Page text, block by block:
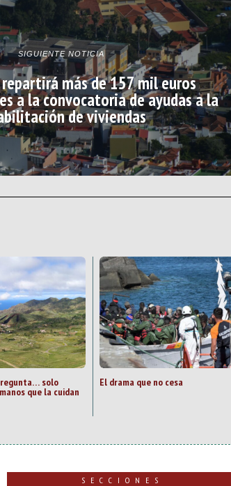
SIGUIENTE NOTICIA
repartirá más de 157 mil euros
a la convocatoria de ayudas a la
de viviendas
solo
que la cuidan
El drama que no cesa
SECCIONES